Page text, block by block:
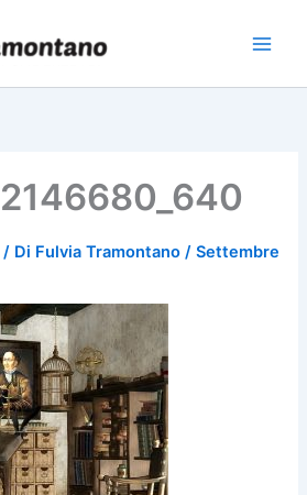
/ Di Fulvia Tramontano/Settembre